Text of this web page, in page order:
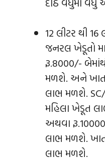
12 લીટર થી
જનરલ ખેડૂતો
રૂ.8000/-
મળશે. અને
લાભ મળશે.
મહિલા ખેડૂત
અથવા
લાભ મળશે.
લાભ મળશે.